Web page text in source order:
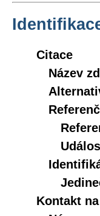
Citace
Název
Kontakt